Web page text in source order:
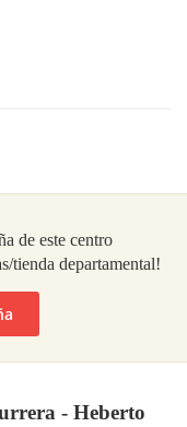
de este centro
tienda departamental!
- Heberto